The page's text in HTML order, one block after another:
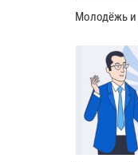
Молодёжь и